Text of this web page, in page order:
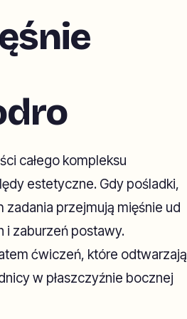
całego kompleksu
estetyczne. Gdy pośladki,
zadania przejmują mięśnie ud
i zaburzeń postawy.
ćwiczeń, które odtwarzają
w płaszczyźnie bocznej